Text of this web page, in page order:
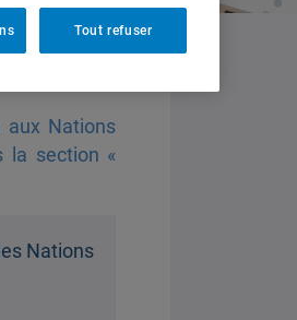
aux Nations
la section «
Nations
Tout refuser